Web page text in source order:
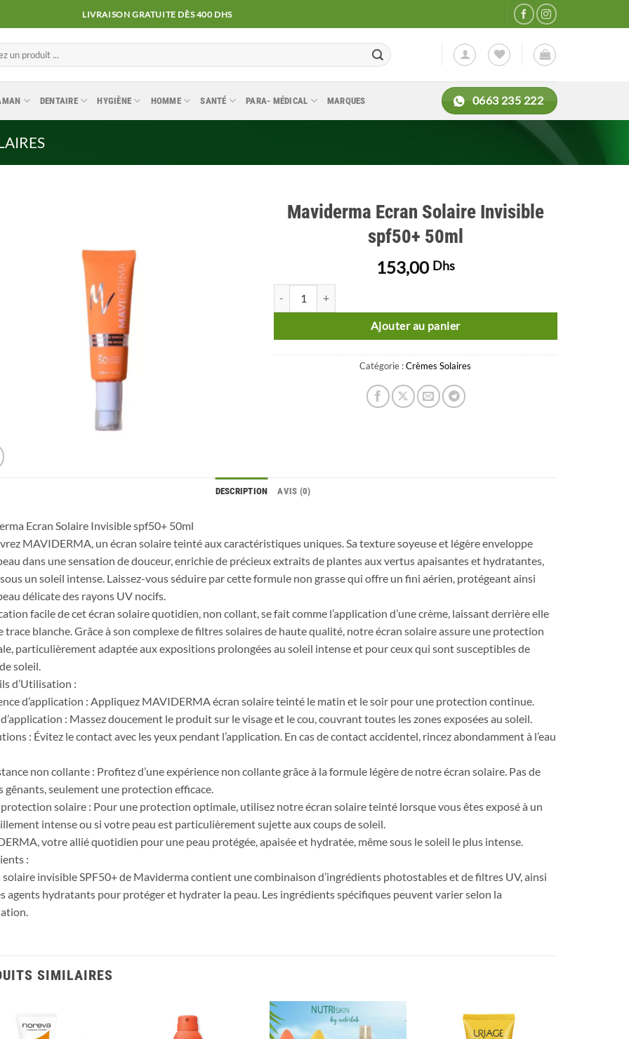
LIVRAISON GRATUITE DÈS 400 DHS
DENTAIRE HYGIÈNE HOMME SANTÉ PARA- MÉDICAL MARQUES 0663 235 222
Maviderma Ecran Solaire Invisible
spf50+ 50ml
153,00 Dhs
Ajouter au panier
Catégorie :Crèmes Solaires
DESCRIPTION AVIS (0)
Ecran Solaire Invisible spf50+ 50ml
MAVIDERMA, un écran solaire teinté aux caractéristiques uniques. Sa texture soyeuse et légère enveloppe
dans une sensation de douceur, enrichie de précieux extraits de plantes aux vertus apaisantes et hydratantes,
un soleil intense. Laissez-vous séduire par cette formule non grasse qui offre un fini aérien, protégeant ainsi
délicate des rayons UV nocifs.
facile de cet écran solaire quotidien, non collant, se fait comme l’application d’une crème, laissant derrière elle
trace blanche. Grâce à son complexe de filtres solaires de haute qualité, notre écran solaire assure une protection
particulièrement adaptée aux expositions prolongées au soleil intense et pour ceux qui sont susceptibles de
soleil.
d’Utilisation :
d’application : Appliquez MAVIDERMA écran solaire teinté le matin et le soir pour une protection continue.
: Massez doucement le produit sur le visage et le cou, couvrant toutes les zones exposées au soleil.
: Évitez le contact avec les yeux pendant l’application. En cas de contact accidentel, rincez abondamment à l’eau
non collante : Profitez d’une expérience non collante grâce à la formule légère de notre écran solaire. Pas de
gênants, seulement une protection efficace.
solaire : Pour une protection optimale, utilisez notre écran solaire teinté lorsque vous êtes exposé à un
intense ou si votre peau est particulièrement sujette aux coups de soleil.
votre allié quotidien pour une peau protégée, apaisée et hydratée, même sous le soleil le plus intense.
:
solaire invisible SPF50+ de Maviderma contient une combinaison d’ingrédients photostables et de filtres UV, ainsi
agents hydratants pour protéger et hydrater la peau. Les ingrédients spécifiques peuvent varier selon la
SIMILAIRES